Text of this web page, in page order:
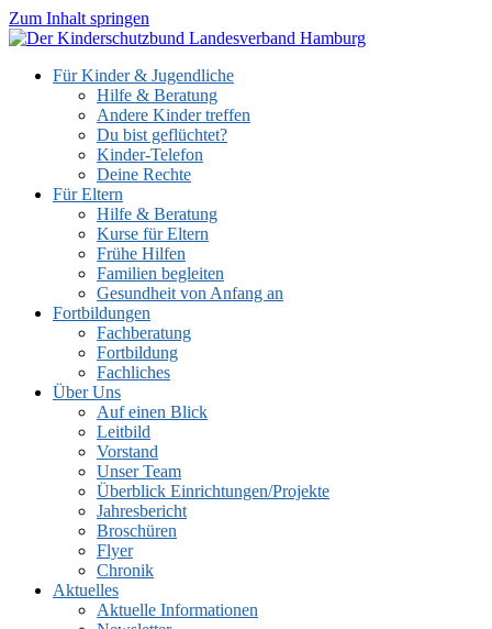
Zum Inhalt springen
Für Kinder & Jugendliche
Hilfe & Beratung
Andere Kinder treffen
Du bist geflüchtet?
Kinder-Telefon
Deine Rechte
Für Eltern
Hilfe & Beratung
Kurse für Eltern
Frühe Hilfen
Familien begleiten
Gesundheit von Anfang an
Fortbildungen
Fachberatung
Fortbildung
Fachliches
Über Uns
Auf einen Blick
Leitbild
Vorstand
Unser Team
Überblick Einrichtungen/Projekte
Jahresbericht
Broschüren
Flyer
Chronik
Aktuelles
Aktuelle Informationen